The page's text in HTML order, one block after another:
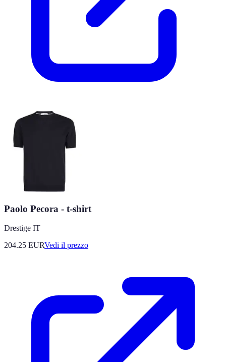
Paolo Pecora - t-shirt
Drestige IT
204.25 EURVedi il prezzo